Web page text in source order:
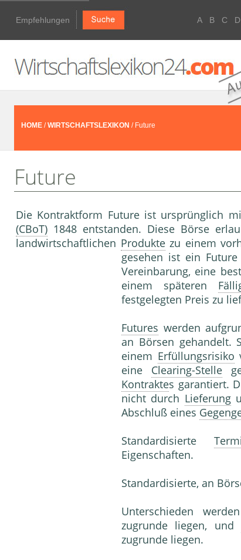
Empfehlungen A B C D
HOME /WIRTSCHAFTSLEXIKON / Future
Future
Die Kontraktform Future ist ursprünglich
(CBoT) 1848 entstanden. Diese Börse
landwirtschaftlichen Produktezu einem
gesehen ist ein
Vereinbarung, eine
einem späteren
festgelegten Preis zu
Futures werden
an Börsen gehandelt.
einem Erfüllungsrisiko
eine Clearing-Stelle
Kontraktes garantiert.
nicht durch Lieferung
Abschluß eines
Standardisierte
Eigenschaften.
Standardisierte, an
Unterschieden
zugrunde liegen, und
zugrunde liegen.